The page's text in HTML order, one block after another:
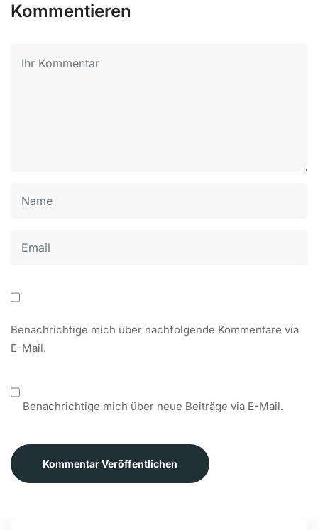
Kommentieren
Benachrichtige mich über nachfolgende Kommentare via
E-Mail.
Benachrichtige mich über neue Beiträge via E-Mail.
Kommentar Veröffentlichen